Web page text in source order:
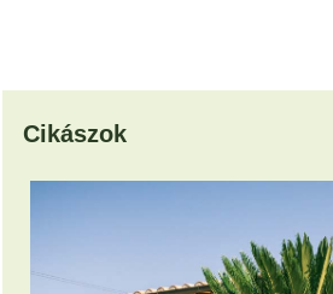
Cikászok